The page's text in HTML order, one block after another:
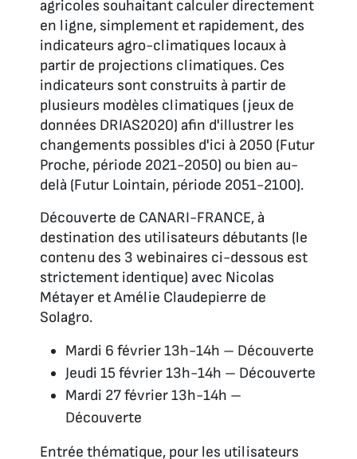
agricoles souhaitant calculer directement
en ligne, simplement et rapidement, des
indicateurs agro-climatiques locaux à
partir de projections climatiques. Ces
indicateurs sont construits à partir de
plusieurs modèles climatiques (jeux de
données DRIAS2020) afin d'illustrer les
changements possibles d'ici à 2050 (Futur
Proche, période 2021-2050) ou bien au-
delà (Futur Lointain, période 2051-2100).
Découverte de CANARI-FRANCE, à
destination des utilisateurs débutants (le
contenu des 3 webinaires ci-dessous est
strictement identique) avec Nicolas
Métayer et Amélie Claudepierre de
Solagro.
Mardi 6 février 13h-14h – Découverte
Jeudi 15 février 13h-14h – Découverte
Mardi 27 février 13h-14h –
Découverte
Entrée thématique, pour les utilisateurs